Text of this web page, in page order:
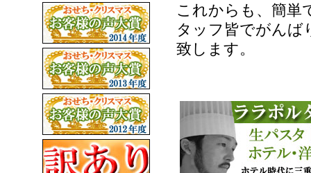
これからも、簡単
タッフ皆でがんば
致します。